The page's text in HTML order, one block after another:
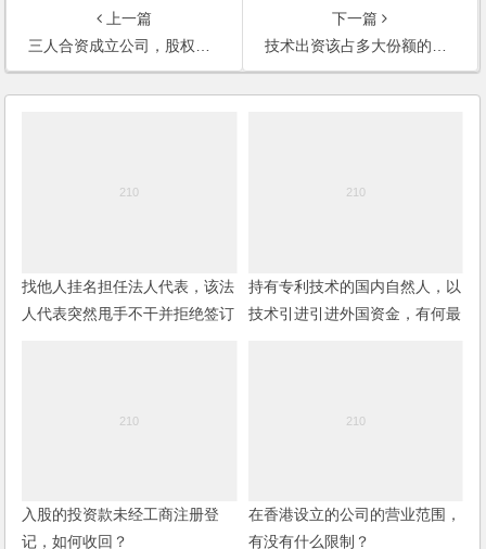
上一篇
三人合资成立公司，股权比例如何分配？
下一篇
技术出资该占多大份额的股份？是否有法律规定？
找他人挂名担任法人代表，该法
人代表突然甩手不干并拒绝签订
持有专利技术的国内自然人，以
技术引进引进外国资金，有何最
入股的投资款未经工商注册登
记，如何收回？
在香港设立的公司的营业范围，
有没有什么限制？